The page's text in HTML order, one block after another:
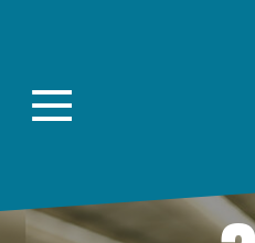
Direkt zur Hauptnavigation